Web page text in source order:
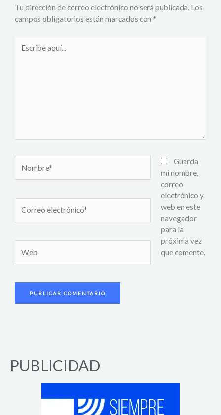
Tu dirección de correo electrónico no será publicada. Los
campos obligatorios están marcados con *
aquí...
electrónico*
Guarda
mi nombre,
correo
electrónico y
web en este
navegador
para la
próxima vez
que comente.
PUBLICIDAD